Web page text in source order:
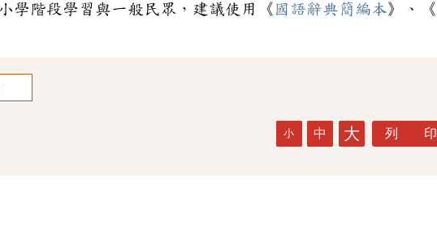
學階段學習與一般民眾，建議使用《 國語辭典簡編本》、《
小 中 大 列 印